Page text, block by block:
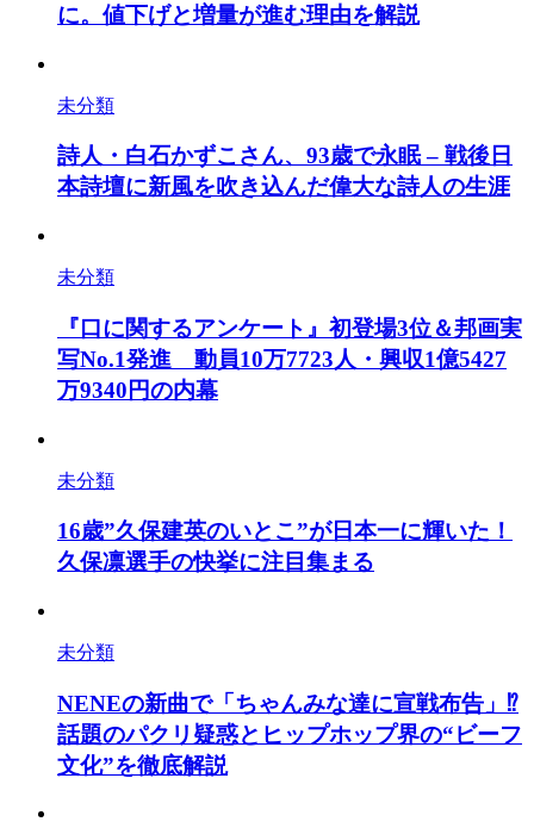
に。値下げと増量が進む理由を解説
未分類
詩人・白石かずこさん、93歳で永眠 – 戦後日
本詩壇に新風を吹き込んだ偉大な詩人の生涯
未分類
『口に関するアンケート』初登場3位＆邦画実
写No.1発進 動員10万7723人・興収1億5427
万9340円の内幕
未分類
16歳”久保建英のいとこ”が日本一に輝いた！
久保凛選手の快挙に注目集まる
未分類
NENEの新曲で「ちゃんみな達に宣戦布告」⁉
話題のパクリ疑惑とヒップホップ界の“ビーフ
文化”を徹底解説